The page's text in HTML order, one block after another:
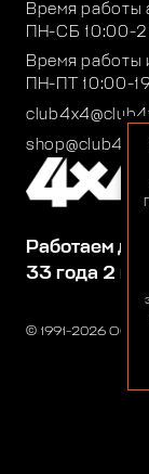
© 1991-2026 ООО
Работаем
33 года 2
Время работы
ПН-СБ 10:00-
Время работы
ПН-ПТ 10:00-